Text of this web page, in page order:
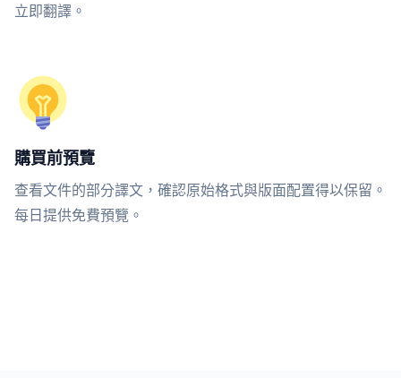
立即翻譯。
購買前預覽
查看文件的部分譯文，確認原始格式與版面配置得以保留。
每日提供免費預覽。